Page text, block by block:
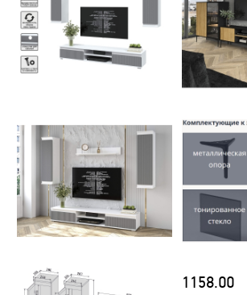
1158.00